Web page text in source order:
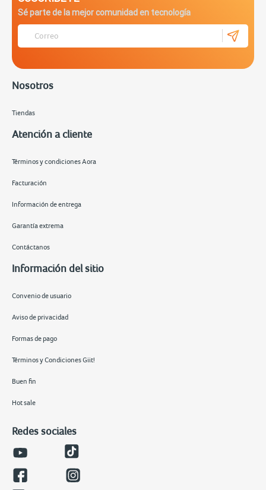
Sé parte de la mejor comunidad en tecnología
Nosotros
Tiendas
Atención a cliente
Términos y condiciones Aora
Facturación
Información de entrega
Garantía extrema
Contáctanos
Información del sitio
Convenio de usuario
Aviso de privacidad
Formas de pago
Términos y Condiciones Giit!
Buen fin
Hot sale
Redes sociales